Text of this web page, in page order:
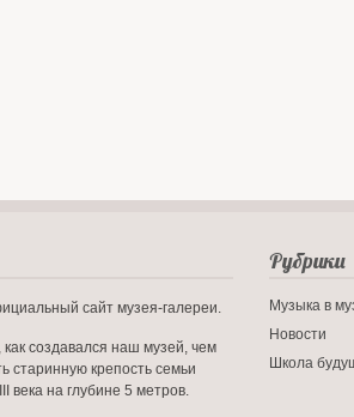
сайт музея-галереи.
создавался наш музей, чем
старинную крепость семьи
века на глубине 5 метров.
Рубрики
Музыка в
Новости
Школа